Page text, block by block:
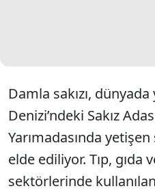
Damla sakızı, dünyada
Denizi’ndeki Sakız
Yarımadasında
elde ediliyor. Tıp, gıda
sektörlerinde